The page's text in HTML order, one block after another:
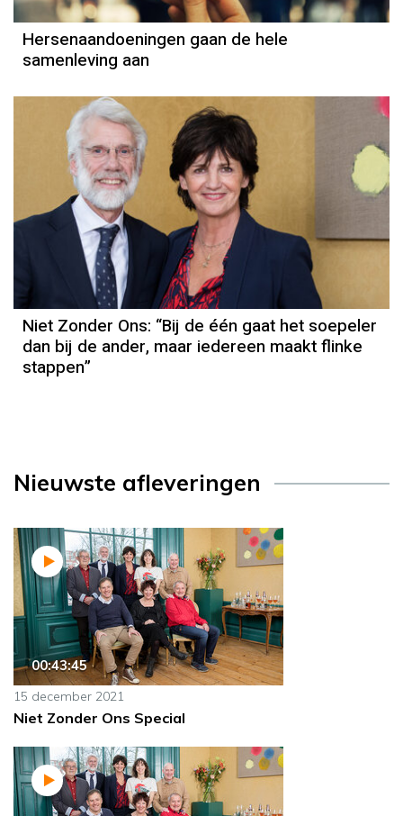
Hersenaandoeningen gaan de hele
samenleving aan
Niet Zonder Ons: “Bij de één gaat het soepeler
dan bij de ander, maar iedereen maakt flinke
stappen”
Nieuwste afleveringen
00:43:45
15 december 2021
Niet Zonder Ons Special